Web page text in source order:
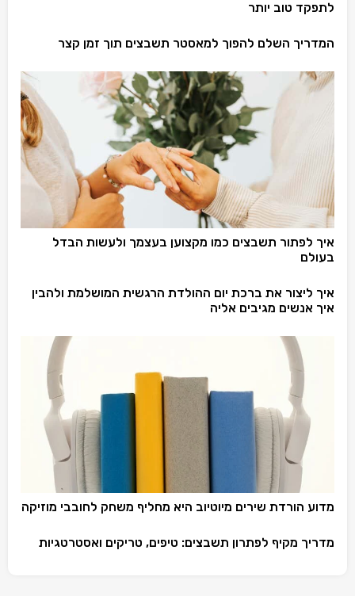
לתפקד טוב יותר
המדריך השלם להפוך למאסטר תשבצים תוך זמן קצר
איך לפתור תשבצים כמו מקצוען בעצמך ולעשות הבדל
בעולם
איך ליצור את ברכת יום ההולדת הרגשית המושלמת ולהבין
איך אנשים מגיבים אליה
מדוע הורדת שירים מיוטיוב היא מחליף משחק לחובבי מוזיקה
מדריך מקיף לפתרון תשבצים: טיפים, טריקים ואסטרטגיות